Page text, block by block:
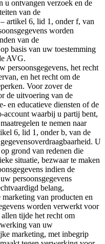
u ontvangen verzoek en de
van de
artikel 6, lid 1, onder f, van
worden
van de
basis van uw toestemming
AVG.
persoonsgegevens, het recht
en het recht om de
Voor zover de
de uitvoering van de
en educatieve diensten of de
account waarbij u partij bent,
te nemen naar
6, lid 1, onder b, van de
U
grond van redenen die
situatie, bezwaar te maken
indien de
persoonsgegevens
belang,
van producten en
worden verwerkt voor
tijde het recht om
van uw
marketing, met inbegrip